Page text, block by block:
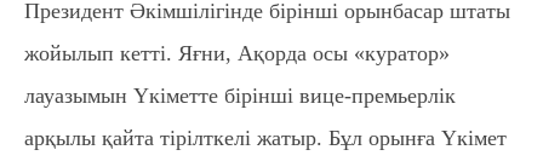
Президент Әкімшілігінде бірінші орынбасар штаты
жойылып кетті. Яғни, Ақорда осы «куратор»
лауазымын Үкіметте бірінші вице-премьерлік
арқылы қайта тірілткелі жатыр. Бұл орынға Үкімет